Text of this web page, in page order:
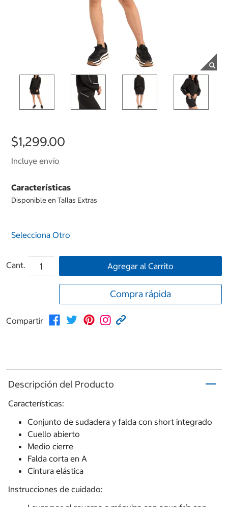
$1,299.00
Incluye envío
Características
Disponible en Tallas Extras
Selecciona Otro
Cant. Agregar al Carrito
Compra rápida
Compartir
Descripción del Producto
Características:
Conjunto de sudadera y falda con short integrado
Cuello abierto
Medio cierre
Falda corta en A
Cintura elástica
Instrucciones de cuidado: